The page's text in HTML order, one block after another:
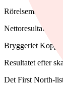
Nettoresultatet
Bryggeriet
Resultatet efter
Det First North-